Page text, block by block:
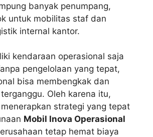
banyak penumpang,
untuk mobilitas staf dan
internal kantor.
kendaraan operasional saja
pengelolaan yang tepat,
bisa membengkak dan
Oleh karena itu,
strategi yang tepat
Mobil Inova Operasional
tetap hemat biaya